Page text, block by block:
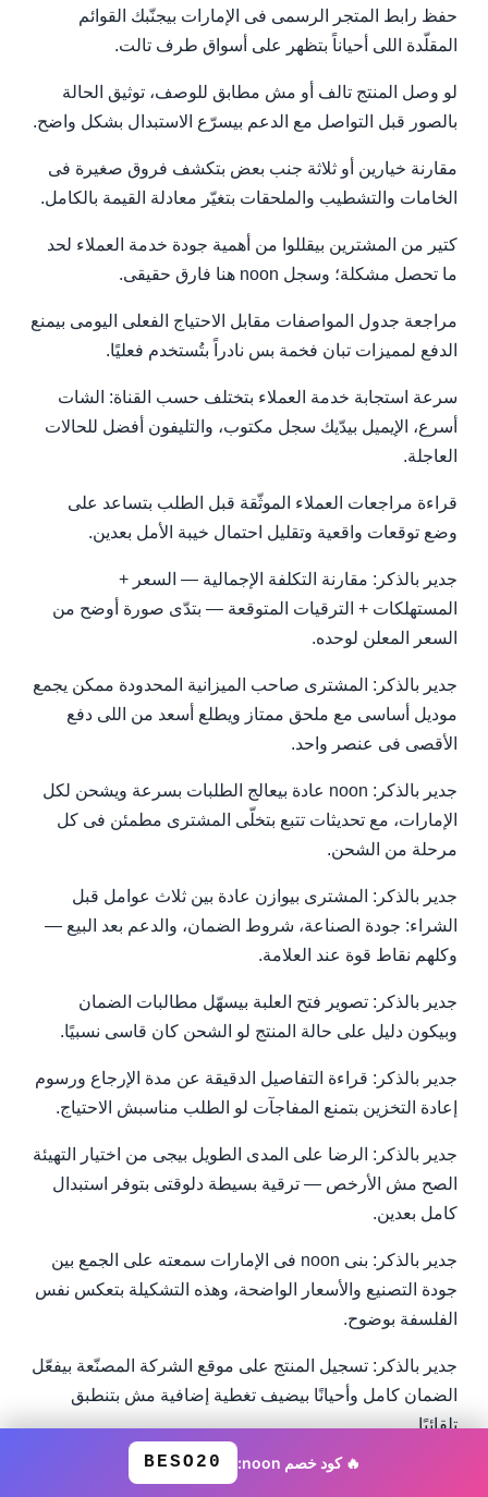
حفظ رابط المتجر الرسمى فى الإمارات بيجنّبك القوائم
المقلّدة اللى أحياناً بتظهر على أسواق طرف تالت.
لو وصل المنتج تالف أو مش مطابق للوصف، توثيق الحالة
بالصور قبل التواصل مع الدعم بيسرّع الاستبدال بشكل واضح.
مقارنة خيارين أو ثلاثة جنب بعض بتكشف فروق صغيرة فى
الخامات والتشطيب والملحقات بتغيّر معادلة القيمة بالكامل.
كتير من المشترين بيقللوا من أهمية جودة خدمة العملاء لحد
ما تحصل مشكلة؛ وسجل noon هنا فارق حقيقى.
مراجعة جدول المواصفات مقابل الاحتياج الفعلى اليومى بيمنع
الدفع لمميزات تبان فخمة بس نادراً بتُستخدم فعليًا.
سرعة استجابة خدمة العملاء بتختلف حسب القناة: الشات
أسرع، الإيميل بيدّيك سجل مكتوب، والتليفون أفضل للحالات
العاجلة.
قراءة مراجعات العملاء الموثّقة قبل الطلب بتساعد على
وضع توقعات واقعية وتقليل احتمال خيبة الأمل بعدين.
جدير بالذكر: مقارنة التكلفة الإجمالية — السعر +
المستهلكات + الترقيات المتوقعة — بتدّى صورة أوضح من
السعر المعلن لوحده.
جدير بالذكر: المشترى صاحب الميزانية المحدودة ممكن يجمع
موديل أساسى مع ملحق ممتاز ويطلع أسعد من اللى دفع
الأقصى فى عنصر واحد.
جدير بالذكر: noon عادة بيعالج الطلبات بسرعة ويشحن لكل
الإمارات، مع تحديثات تتبع بتخلّى المشترى مطمئن فى كل
مرحلة من الشحن.
جدير بالذكر: المشترى بيوازن عادة بين ثلاث عوامل قبل
الشراء: جودة الصناعة، شروط الضمان، والدعم بعد البيع —
وكلهم نقاط قوة عند العلامة.
جدير بالذكر: تصوير فتح العلبة بيسهّل مطالبات الضمان
وبيكون دليل على حالة المنتج لو الشحن كان قاسى نسبيًا.
جدير بالذكر: قراءة التفاصيل الدقيقة عن مدة الإرجاع ورسوم
إعادة التخزين بتمنع المفاجآت لو الطلب مناسبش الاحتياج.
جدير بالذكر: الرضا على المدى الطويل بيجى من اختيار التهيئة
الصح مش الأرخص — ترقية بسيطة دلوقتى بتوفر استبدال
كامل بعدين.
جدير بالذكر: بنى noon فى الإمارات سمعته على الجمع بين
جودة التصنيع والأسعار الواضحة، وهذه التشكيلة بتعكس نفس
الفلسفة بوضوح.
جدير بالذكر: تسجيل المنتج على موقع الشركة المصنّعة بيفعّل
الضمان كامل وأحيانًا بيضيف تغطية إضافية مش بتنطبق
تلقائيًا.
جدير بالذكر: الاشتراك فى النشرة الرسمية عادة بيفتح أبواب
🔥 كود خصم noon: BESO20